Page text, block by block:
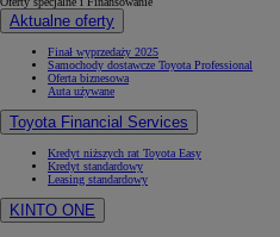
Aktualne oferty
Finał wyprzedaży 2025
Samochody dostawcze Toyota Professional
Oferta biznesowa
Auta używane
Toyota Financial Services
Kredyt niższych rat Toyota Easy
Kredyt standardowy
Leasing standardowy
KINTO ONE